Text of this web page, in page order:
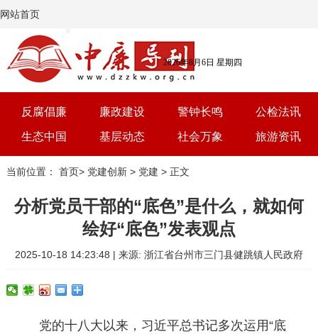
网站首页
2026年8月6日 星期四
反腐倡廉 廉政建设 警钟长鸣 公检法讯
生态中国 基层动态 社会万象 旅游资讯
党建 文选 三农 艺术
当前位置： 首页> 党建创新> 党建 > 正文
分析党员干部的“底色”是什么，就如何
绘好“底色”发表观点
2025-10-18 14:23:48 | 来源: 浙江省台州市三门县健跳镇人民政府
党的十八大以来，习近平总书记多次运用“底